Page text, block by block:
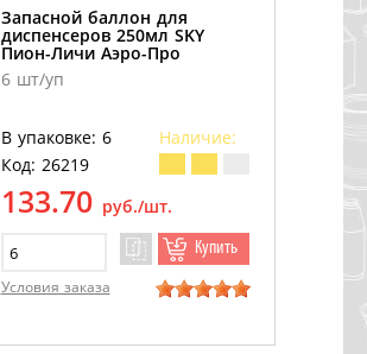
Запасной баллон для
диспенсеров 250мл SKY
Пион-Личи Аэро-Про
6 шт/уп
В упаковке: 6
Наличие:
Код: 26219
133.70 руб./шт.
Купить
Условия заказа